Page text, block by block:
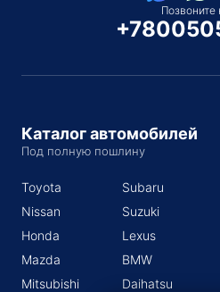
Позвоните
Каталог автомобилей
Под полную пошлину
Toyota
Nissan
Honda
Mazda
Mitsubishi
Subaru
Suzuki
Lexus
BMW
Daihatsu